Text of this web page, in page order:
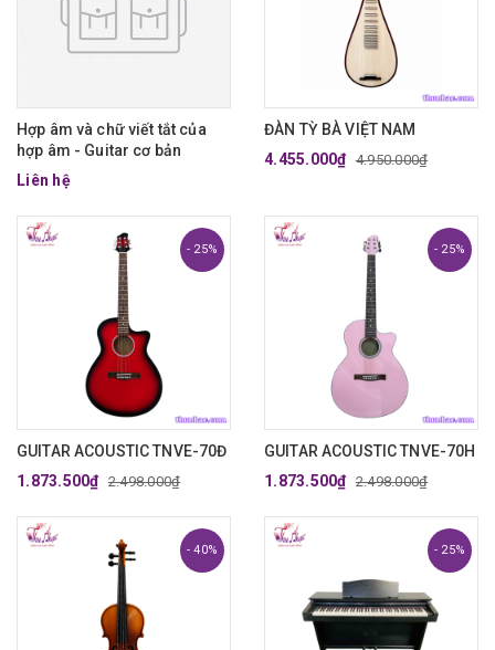
Hợp âm và chữ viết tắt của
hợp âm - Guitar cơ bản
Liên hệ
ĐÀN TỲ BÀ VIỆT NAM
4.455.000₫ 4.950.000₫
- 25%
GUITAR ACOUSTIC TNVE-70Đ
1.873.500₫ 2.498.000₫
- 25%
GUITAR ACOUSTIC TNVE-70H
1.873.500₫ 2.498.000₫
- 40% - 25%